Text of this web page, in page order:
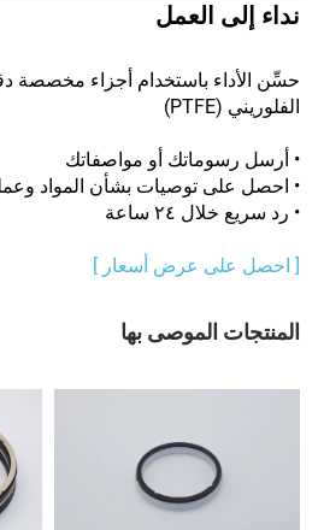
نداء إلى العمل
حسِّن الأداء باستخدام أجزاء مخصصة
الفلوريني (PTFE)
• أرسل رسوماتك أو مواصفاتك
• احصل على توصيات بشأن المواد
• رد سريع خلال ٢٤ ساعة
[ احصل على عرض أسعار ]
المنتجات الموصى بها